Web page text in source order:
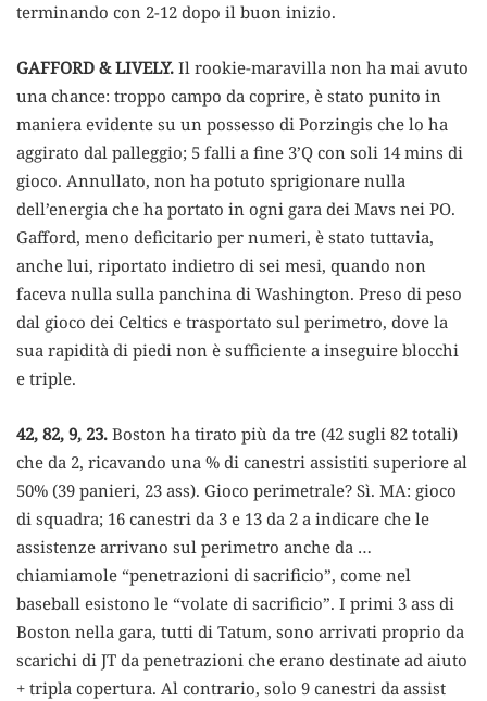
terminando con 2-12 dopo il buon inizio.
GAFFORD & LIVELY. Il rookie-maravilla non ha mai avuto
una chance: troppo campo da coprire, è stato punito in
maniera evidente su un possesso di Porzingis che lo ha
aggirato dal palleggio; 5 falli a fine 3’Q con soli 14 mins di
gioco. Annullato, non ha potuto sprigionare nulla
dell’energia che ha portato in ogni gara dei Mavs nei PO.
Gafford, meno deficitario per numeri, è stato tuttavia,
anche lui, riportato indietro di sei mesi, quando non
faceva nulla sulla panchina di Washington. Preso di peso
dal gioco dei Celtics e trasportato sul perimetro, dove la
sua rapidità di piedi non è sufficiente a inseguire blocchi
e triple.
42, 82, 9, 23. Boston ha tirato più da tre (42 sugli 82 totali)
che da 2, ricavando una % di canestri assistiti superiore al
50% (39 panieri, 23 ass). Gioco perimetrale? Sì. MA: gioco
di squadra; 16 canestri da 3 e 13 da 2 a indicare che le
assistenze arrivano sul perimetro anche da …
chiamiamole “penetrazioni di sacrificio”, come nel
baseball esistono le “volate di sacrificio”. I primi 3 ass di
Boston nella gara, tutti di Tatum, sono arrivati proprio da
scarichi di JT da penetrazioni che erano destinate ad aiuto
+ tripla copertura. Al contrario, solo 9 canestri da assist